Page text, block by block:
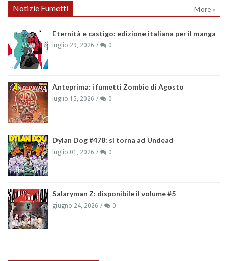
Notizie Fumetti More »
Eternità e castigo: edizione italiana per il manga
luglio 29, 2026 0
Anteprima: i fumetti Zombie di Agosto
luglio 15, 2026 0
Dylan Dog #478: si torna ad Undead
luglio 01, 2026 0
Salaryman Z: disponibile il volume #5
giugno 24, 2026 0